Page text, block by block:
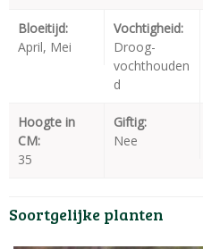
Bloeitijd:
April, Mei
Vochtigheid:
Droog-
vochthouden
d
Hoogte in
CM:
35
Giftig:
Nee
Soortgelijke planten